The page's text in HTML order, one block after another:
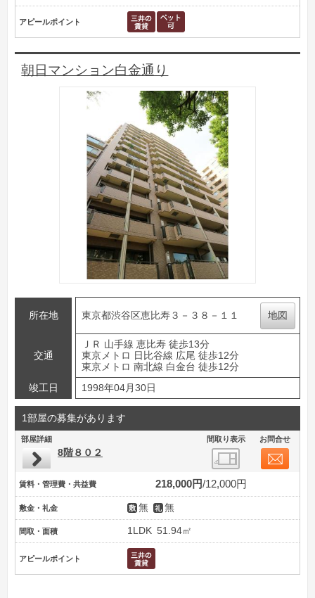
アピールポイント
朝日マンション白金通り
所在地 東京都渋谷区恵比寿３－３８－１１ 地図
交通
ＪＲ 山手線 恵比寿 徒歩13分
東京メトロ 日比谷線 広尾 徒歩12分
東京メトロ 南北線 白金台 徒歩12分
竣工日
1998年04月30日
1部屋の募集があります
部屋詳細 間取り表示 お問合せ
8階８０２
賃料・管理費・共益費 218,000円 12,000円
敷金・礼金 無 無
間取・面積 1LDK 51.94㎡
アピールポイント